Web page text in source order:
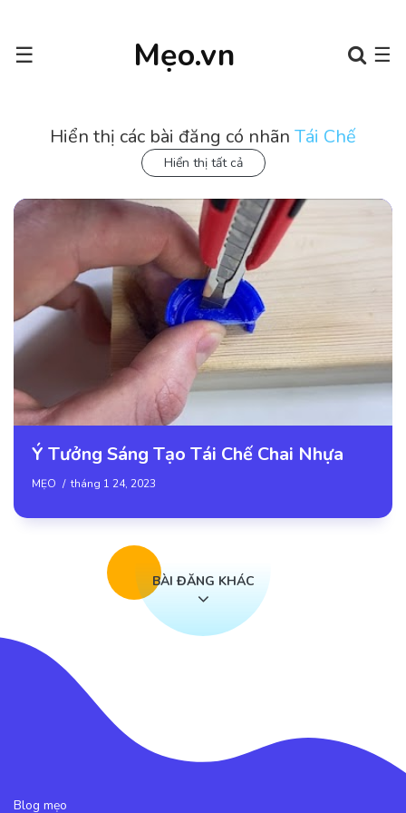
Mẹo.vn
☰ ☰
Hiển thị các bài đăng có nhãn Tái Chế
Hiển thị tất cả
Ý Tưởng Sáng Tạo Tái Chế Chai Nhựa
MẸO tháng 1 24, 2023
BÀI ĐĂNG KHÁC
Blog mẹo